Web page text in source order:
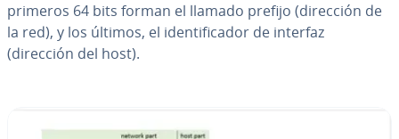
primeros 64 bits forman el llamado prefijo (dirección de
la red), y los últimos, el ide­n­ti­fi­ca­dor de interfaz
(dirección del host).